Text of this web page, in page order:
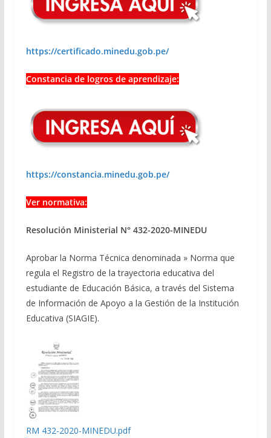
https://certificado.minedu.gob.pe/
Constancia de logros de aprendizaje:
https://constancia.minedu.gob.pe/
Ver normativa:
Resolución Ministerial N° 432-2020-MINEDU
Aprobar la Norma Técnica denominada » Norma que
regula el Registro de la trayectoria educativa del
estudiante de Educación Básica, a través del Sistema
de Información de Apoyo a la Gestión de la Institución
Educativa (SIAGIE).
RM 432-2020-MINEDU.pdf